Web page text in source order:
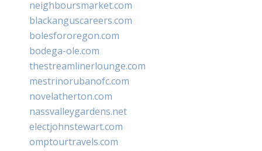
neighboursmarket.com
blackanguscareers.com
bolesfororegon.com
bodega-ole.com
thestreamlinerlounge.com
mestrinorubanofc.com
novelatherton.com
nassvalleygardens.net
electjohnstewart.com
omptourtravels.com